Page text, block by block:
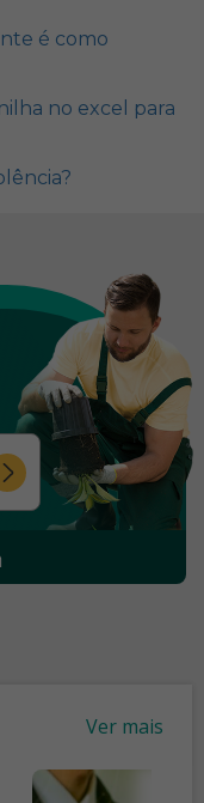
é como
no excel para
Ver mais